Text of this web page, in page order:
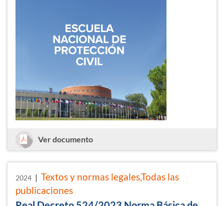
Ver documentoEscuela Nacional de Protección Civil
2024 | Textos y normas legales,Todas las
publicaciones